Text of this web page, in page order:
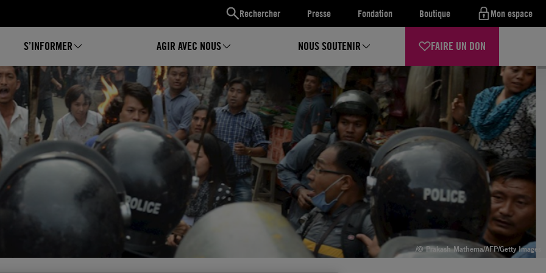
Rechercher Presse Fondation Boutique Mon espace
S’INFORMER AGIR AVEC NOUS NOUS SOUTENIR FAIRE UN DON
/© Prakash Mathema/AFP/Getty Images